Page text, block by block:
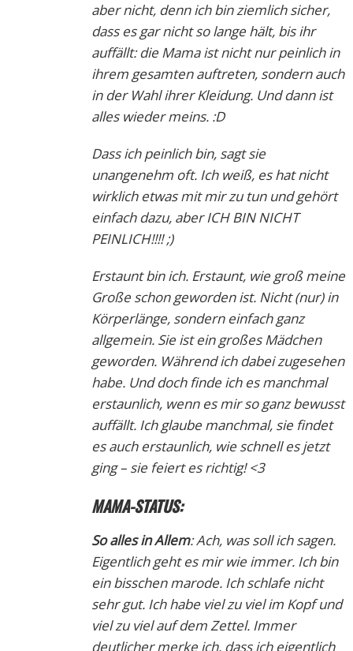
aber nicht, denn ich bin ziemlich sicher,
dass es gar nicht so lange hält, bis ihr
auffällt: die Mama ist nicht nur peinlich in
ihrem gesamten auftreten, sondern auch
in der Wahl ihrer Kleidung. Und dann ist
alles wieder meins. :D
Dass ich peinlich bin, sagt sie
unangenehm oft. Ich weiß, es hat nicht
wirklich etwas mit mir zu tun und gehört
einfach dazu, aber ICH BIN NICHT
PEINLICH!!!! ;)
Erstaunt bin ich. Erstaunt, wie groß meine
Große schon geworden ist. Nicht (nur) in
Körperlänge, sondern einfach ganz
allgemein. Sie ist ein großes Mädchen
geworden. Während ich dabei zugesehen
habe. Und doch finde ich es manchmal
erstaunlich, wenn es mir so ganz bewusst
auffällt. Ich glaube manchmal, sie findet
es auch erstaunlich, wie schnell es jetzt
ging – sie feiert es richtig! <3
MAMA-STATUS:
So alles in Allem: Ach, was soll ich sagen.
Eigentlich geht es mir wie immer. Ich bin
ein bisschen marode. Ich schlafe nicht
sehr gut. Ich habe viel zu viel im Kopf und
viel zu viel auf dem Zettel. Immer
deutlicher merke ich, dass ich eigentlich